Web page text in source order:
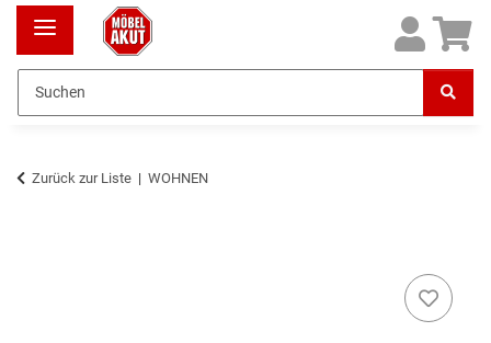
Zurück zur Liste WOHNEN